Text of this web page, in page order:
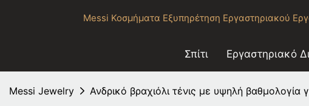
Messi Κοσμήματα Εξυπηρέτηση Εργαστηριακού
Σπίτι Εργαστηριακό
Messi Jewelry Ανδρικό βραχιόλι τένις με υψηλή βαθμολογία